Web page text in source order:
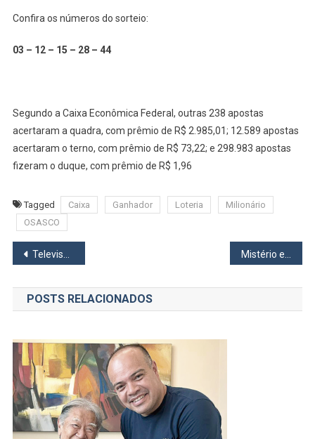
Confira os números do sorteio:
03 – 12 – 15 – 28 – 44
Segundo a Caixa Econômica Federal, outras 238 apostas
acertaram a quadra, com prêmio de R$ 2.985,01; 12.589 apostas
acertaram o terno, com prêmio de R$ 73,22; e 298.983 apostas
fizeram o duque, com prêmio de R$ 1,96
Tagged Caixa Ganhador Loteria
Milionário
OSASCO
Navegação
de
Post
Televisão Minha de Cada Dia
POSTS RELACIONADOS